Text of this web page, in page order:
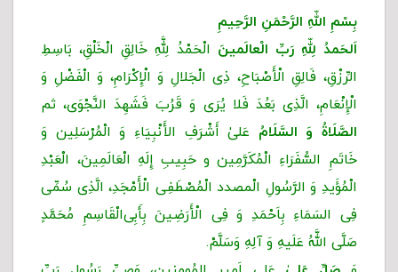
بِسْمِ اللّهِ الرَّحْمَنِ الرَّحِیمِ
اَلحَمدُ لِلّهِ رَبِّ الْعالَمینَ الْحَمْدُ لِلَّهِ خَالِقِ الْخَلْقِ، بَاسِطِ
الرِّزْقِ، فَالِقِ الْأَصْبَاحِ، ذِی الْجَلالِ وَ الْإِکْرَامِ، وَ الْفَضْلِ وَ
الْإِنْعَامِ، الَّذِی بَعُدَ فَلا یُرَى وَ قَرُبَ فَشَهِدَ النَّجْوَى، ثم
الصَّلَاةُ وَ السَّلَامُ عَلیٰ أَشْرَفِ الأَنْبِیَاءِ وَ الْمُرْسَلِین وَ
خَاتَمِ السُّفَرَاءِ الْمُکَرَّمِین و حَبِیبِ إِلَهِ الْعَالَمِینَ، الْعَبْدِ
الْمُؤَیدِ وَ الرَّسُولِ الْمصدد الْمُصْطَفِی الْأَمْجَدِ، الَّذِی سُمِّی
فِی السَمَاءِ بِاَحْمَدِ وَ فِی الْأَرَضِینَ بِأَبِی‌الْقَاسِمِ مُحَمَّدٍ
صَلَّى اللَّهُ عَلَیهِ وَ آلِهِ وَسَلَّمْ.